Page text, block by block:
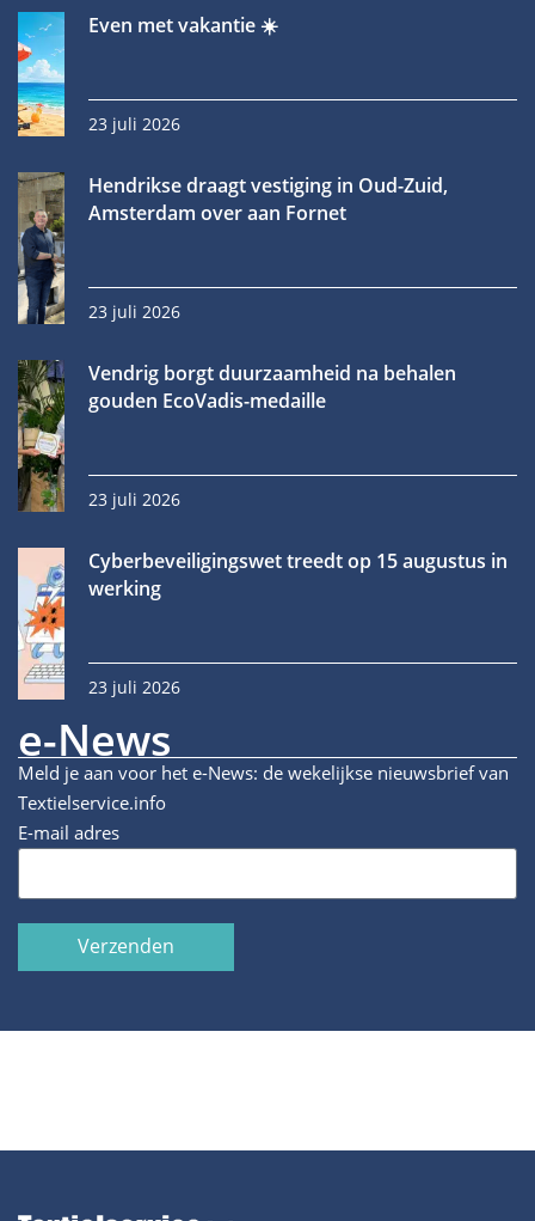
Even met vakantie ☀️
23 juli 2026
Hendrikse draagt vestiging in Oud-Zuid,
Amsterdam over aan Fornet
23 juli 2026
Vendrig borgt duurzaamheid na behalen
gouden EcoVadis-medaille
23 juli 2026
Cyberbeveiligingswet treedt op 15 augustus in
werking
23 juli 2026
e-News
Meld je aan voor het e-News: de wekelijkse nieuwsbrief van
Textielservice.info
E-mail adres
Verzenden